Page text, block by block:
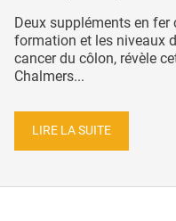
Deux suppléments en
formation et les niveaux
cancer du côlon, révèle
Chalmers...
LIRE LA SUITE